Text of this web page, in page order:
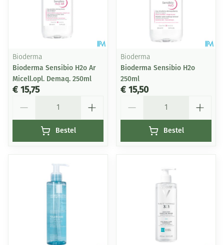
Bioderma
Bioderma Sensibio H2o Ar
Micell.opl. Demaq. 250ml
€ 15,75
Bestel
Bioderma
Bioderma Sensibio H2o
250ml
€ 15,50
Bestel